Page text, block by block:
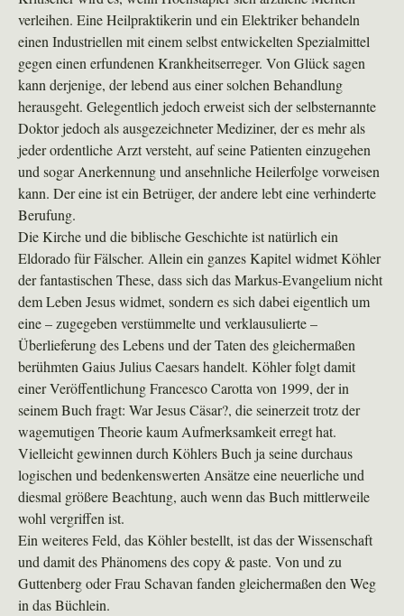
verleihen. Eine Heilpraktikerin und ein Elektriker behandeln
einen Industriellen mit einem selbst entwickelten Spezialmittel
gegen einen erfundenen Krankheitserreger. Von Glück sagen
kann derjenige, der lebend aus einer solchen Behandlung
herausgeht. Gelegentlich jedoch erweist sich der selbsternannte
Doktor jedoch als ausgezeichneter Mediziner, der es mehr als
jeder ordentliche Arzt versteht, auf seine Patienten einzugehen
und sogar Anerkennung und ansehnliche Heilerfolge vorweisen
kann. Der eine ist ein Betrüger, der andere lebt eine verhinderte
Berufung.
Die Kirche und die biblische Geschichte ist natürlich ein
Eldorado für Fälscher. Allein ein ganzes Kapitel widmet Köhler
der fantastischen These, dass sich das Markus-Evangelium nicht
dem Leben Jesus widmet, sondern es sich dabei eigentlich um
eine – zugegeben verstümmelte und verklausulierte –
Überlieferung des Lebens und der Taten des gleichermaßen
berühmten Gaius Julius Caesars handelt. Köhler folgt damit
einer Veröffentlichung Francesco Carotta von 1999, der in
seinem Buch fragt: War Jesus Cäsar?, die seinerzeit trotz der
wagemutigen Theorie kaum Aufmerksamkeit erregt hat.
Vielleicht gewinnen durch Köhlers Buch ja seine durchaus
logischen und bedenkenswerten Ansätze eine neuerliche und
diesmal größere Beachtung, auch wenn das Buch mittlerweile
wohl vergriffen ist.
Ein weiteres Feld, das Köhler bestellt, ist das der Wissenschaft
und damit des Phänomens des copy & paste. Von und zu
Guttenberg oder Frau Schavan fanden gleichermaßen den Weg
in das Büchlein.